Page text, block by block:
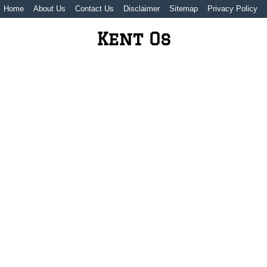
Home About Us Contact Us Disclaimer Sitemap Privacy Policy
Kent Os